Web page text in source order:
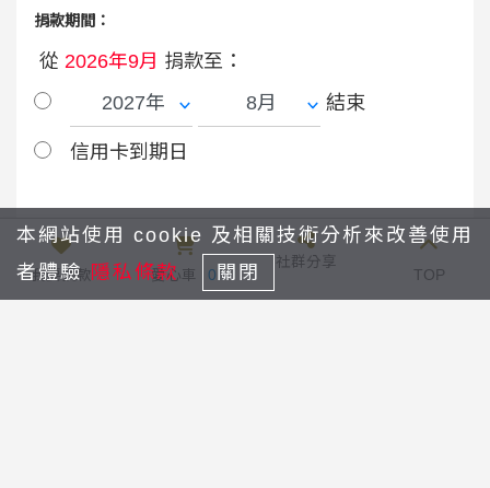
捐款期間：
從 2026年9月 捐款至：
結束
信用卡到期日
會員捐款
我要捐款 愛心車 0
社群分享
TOP
本網站使用 cookie 及相關技術分析來改善使用
者體驗 隱私條款 關閉